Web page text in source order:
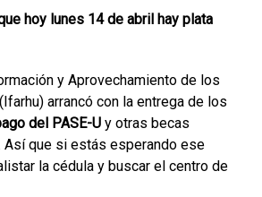
hoy lunes 14 de abril hay plata
y Aprovechamiento de los
arrancó con la entrega de los
del PASE-U y otras becas
Así que si estás esperando ese
la cédula y buscar el centro de